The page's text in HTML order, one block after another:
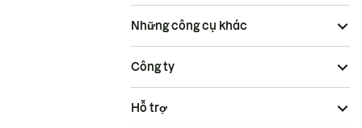
Những công cụ khác
Công ty
Hỗ trợ